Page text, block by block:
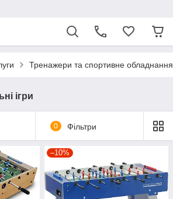
Тренажери та спортивне обладнання
ігри
0 Фільтри
–10%